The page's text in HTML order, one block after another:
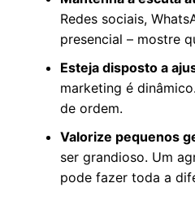
Redes sociais,
presencial – mostre
Esteja disposto a
marketing é
de ordem.
Valorize pequenos
ser grandioso. Um
pode fazer toda a